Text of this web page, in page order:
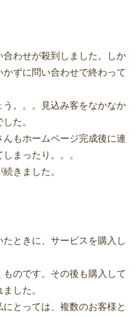
わせが殺到しました。しか
ずに問い合わせで終わって
。。。見込み客をなかなか
た。
もホームページ完成後に連
まったり。。。
きました。
ときに、サービスを購入し
ものです。その後も購入して
した。
とっては、複数のお客様と